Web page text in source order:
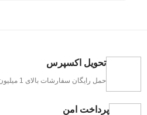
تحویل اکسپرس
حمل رایگان سفارشات بالای 1 میلیون تومان
پرداخت امن